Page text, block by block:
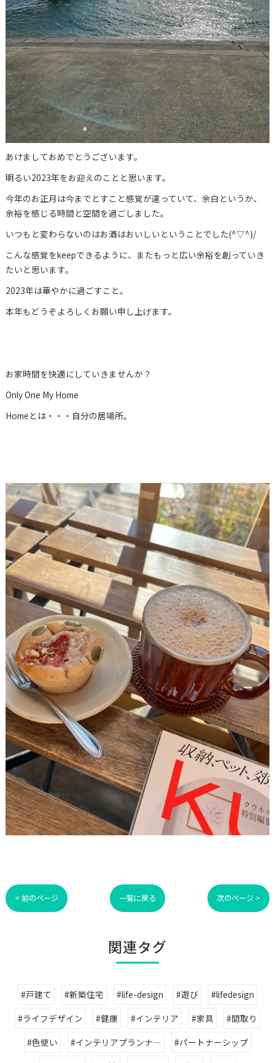
あけましておめでとうございます。
明るい2023年をお迎えのことと思います。
今年のお正月は今までとすこと感覚が違っていて、余白というか、
余裕を感じる時間と空間を過ごしました。
いつもと変わらないのはお酒はおいしいということでした(^▽^)/
こんな感覚をkeepできるように、またもっと広い余裕を創っていき
たいと思います。
2023年は華やかに過ごすこと。
本年もどうぞよろしくお願い申し上げます。
お家時間を快適にしていきませんか？
Only One My Home
Homeとは・・・自分の居場所。
< 前のページ 一覧に戻る 次のページ >
関連タグ
#戸建て #新築住宅 #life-design #遊び
#lifedesign
#ライフデザイン
#健康 #インテリア #家具
#間取り
#色使い
#インテリアプランナ―
#パートナーシップ